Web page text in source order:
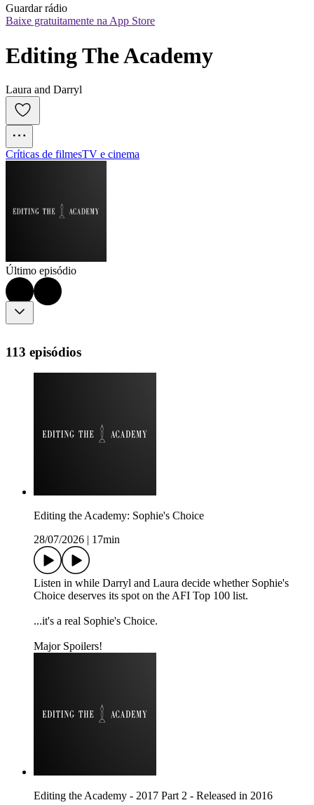
Guardar rádio
Baixe gratuitamente na App Store
Editing The Academy
Laura and Darryl
Críticas de filmesTV e cinema
Último episódio
113 episódios
Editing the Academy: Sophie's Choice
28/07/2026
17min
Listen in while Darryl and Laura decide whether Sophie's
Choice deserves its spot on the AFI Top 100 list.
...it's a real Sophie's Choice.
Major Spoilers!
Editing the Academy - 2017 Part 2 - Released in 2016